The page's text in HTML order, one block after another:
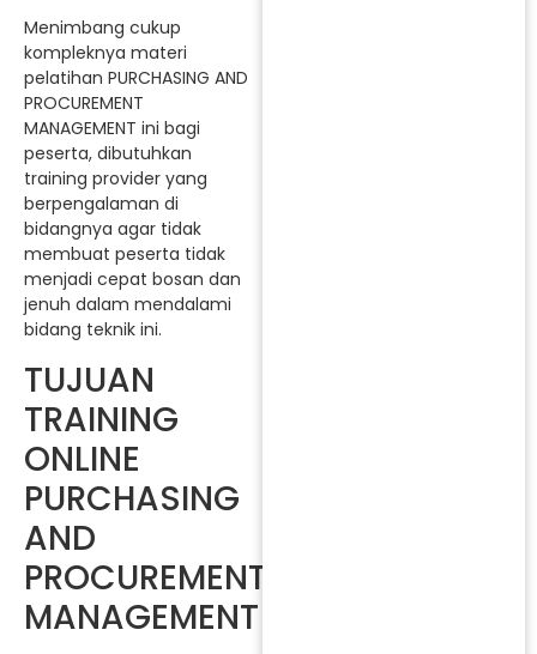
Menimbang cukup
kompleknya materi
pelatihan PURCHASING AND
PROCUREMENT
MANAGEMENT ini bagi
peserta, dibutuhkan
training provider yang
berpengalaman di
bidangnya agar tidak
membuat peserta tidak
menjadi cepat bosan dan
jenuh dalam mendalami
bidang teknik ini.
TUJUAN
TRAINING
ONLINE
PURCHASING
AND
PROCUREMENT
MANAGEMENT